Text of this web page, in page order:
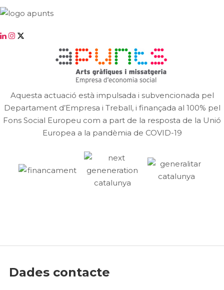
Aquesta actuació està impulsada i subvencionada pel
Departament d’Empresa i Treball, i finançada al 100% pel
Fons Social Europeu com a part de la resposta de la Unió
Europea a la pandèmia de COVID-19
Dades contacte